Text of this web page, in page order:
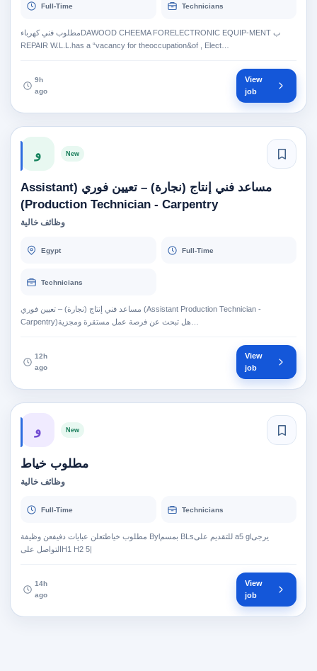
Full-Time Technicians
مطلوب فني كهرباءDAWOOD CHEEMA FORELECTRONIC EQUIP-MENT ‏ب‎
REPAIR W.L.L.has a “vacancy for theoccupation&of , Elect…
9h
ago
View
job
و New
مساعد فني إنتاج (نجارة) – تعيين فوري (Assistant
Production Technician - Carpentry)
وظائف خالية
Egypt Full-Time
Technicians
مساعد فني إنتاج (نجارة) – تعيين فوري (Assistant Production Technician -
12h
ago
View
job
و New
مطلوب خياط
وظائف خالية
Full-Time Technicians
مطلوب خياطتعلن عبايات دفيفعن وظيفة ‎Byl‏ بمسم‎BLs‏‏للتقديم على ‎a5 gl‏ يرجى
14h
ago
View
job